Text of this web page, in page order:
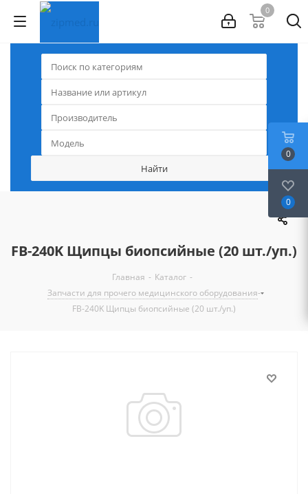
0
FB-240K Щипцы биопсийные (20 шт./уп.)
Главная - Каталог -
Запчасти для прочего медицинского оборудования-
FB-240K Щипцы биопсийные (20 шт./уп.)
0
0